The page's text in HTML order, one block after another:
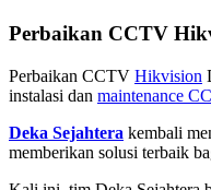
Perbaikan CCTV
Perbaikan CCTV Hikvision
instalasi dan maintenance
Deka Sejahtera kembali
memberikan solusi terbaik